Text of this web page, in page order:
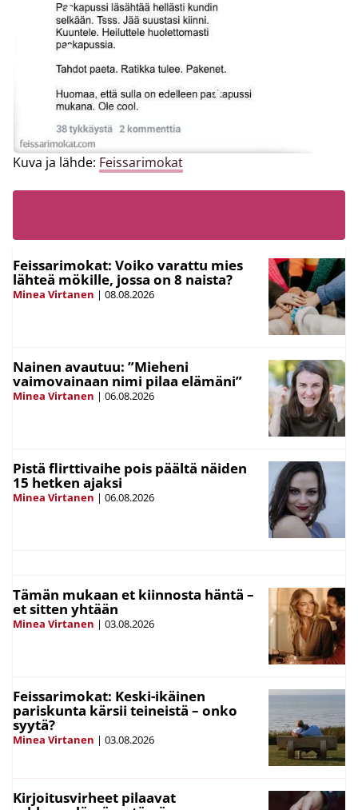
Kuva ja lähde: Feissarimokat
Feissarimokat: Voiko varattu mies
lähteä mökille, jossa on 8 naista?
Minea Virtanen | 08.08.2026
Nainen avautuu: ”Mieheni
vaimovainaan nimi pilaa elämäni”
Minea Virtanen | 06.08.2026
Pistä flirttivaihe pois päältä näiden
15 hetken ajaksi
Minea Virtanen | 06.08.2026
Tämän mukaan et kiinnosta häntä –
et sitten yhtään
Minea Virtanen | 03.08.2026
Feissarimokat: Keski-ikäinen
pariskunta kärsii teineistä – onko
syytä?
Minea Virtanen | 03.08.2026
Kirjoitusvirheet pilaavat